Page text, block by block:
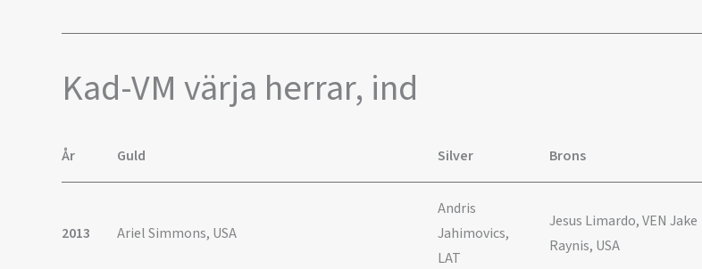
Kad-VM värja herrar, ind
År Guld Silver Brons
2013 Ariel Simmons, USA
Andris
Jahimovics,
LAT
Jesus Limardo, VEN Jake
Raynis, USA